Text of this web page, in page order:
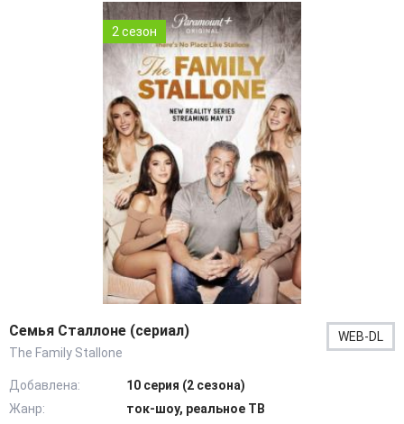
2 сезон
Семья Сталлоне (сериал)
The Family Stallone
WEB-DL
Добавлена:
10 серия (2 сезона)
Жанр:
ток-шоу, реальное ТВ